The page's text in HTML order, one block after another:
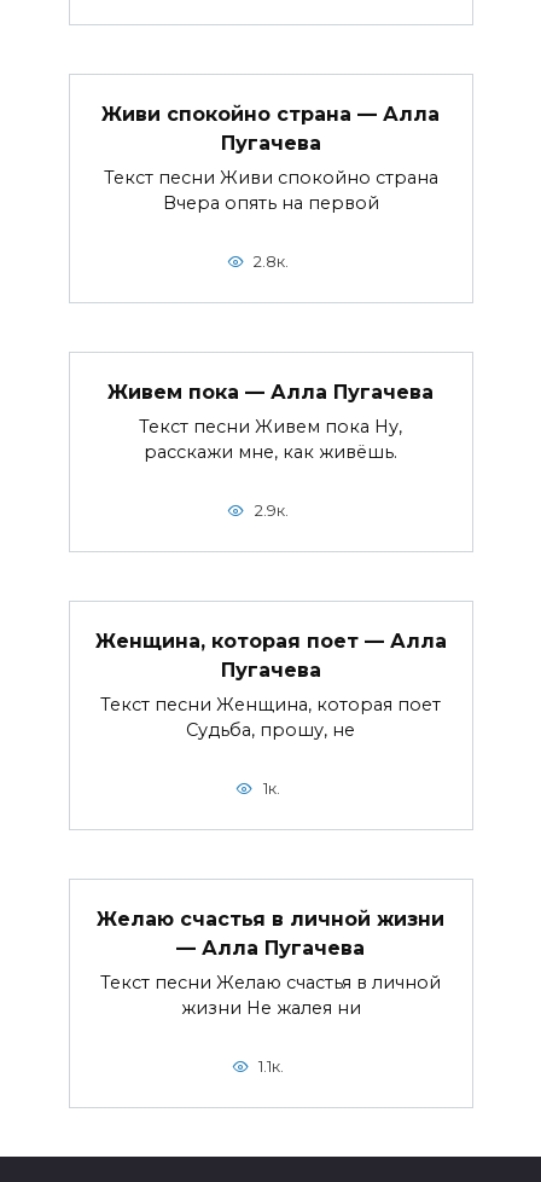
Живи спокойно страна — Алла
Пугачева
Текст песни Живи спокойно страна
Вчера опять на первой
2.8к.
Живем пока — Алла Пугачева
Текст песни Живем пока Ну,
расскажи мне, как живёшь.
2.9к.
Женщина, которая поет — Алла
Пугачева
Текст песни Женщина, которая поет
Судьба, прошу, не
1к.
Желаю счастья в личной жизни
— Алла Пугачева
Текст песни Желаю счастья в личной
жизни Не жалея ни
1.1к.